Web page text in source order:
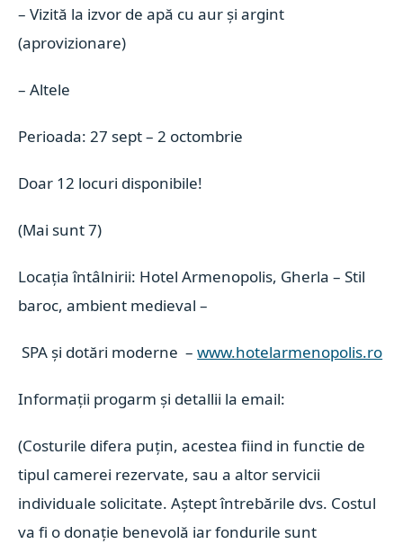
– Vizită la izvor de apă cu aur și argint
(aprovizionare)
– Altele
Perioada: 27 sept – 2 octombrie
Doar 12 locuri disponibile!
(Mai sunt 7)
Locația întâlnirii: Hotel Armenopolis, Gherla – Stil
baroc, ambient medieval –
SPA și dotări moderne –www.hotelarmenopolis.ro
Informații progarm și detallii la email:
(Costurile difera puțin, acestea fiind in functie de
tipul camerei rezervate, sau a altor servicii
individuale solicitate. Aștept întrebările dvs. Costul
va fi o donație benevolă iar fondurile sunt